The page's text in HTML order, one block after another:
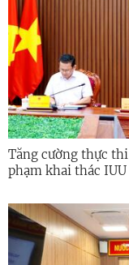
Tăng cường thực
phạm khai thác IUU